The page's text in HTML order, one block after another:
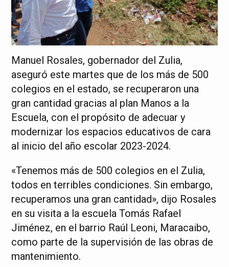
Manuel Rosales, gobernador del Zulia,
aseguró este martes que de los más de 500
colegios en el estado, se recuperaron una
gran cantidad gracias al plan Manos a la
Escuela, con el propósito de adecuar y
modernizar los espacios educativos de cara
al inicio del año escolar 2023-2024.
«Tenemos más de 500 colegios en el Zulia,
todos en terribles condiciones. Sin embargo,
recuperamos una gran cantidad», dijo Rosales
en su visita a la escuela Tomás Rafael
Jiménez, en el barrio Raúl Leoni, Maracaibo,
como parte de la supervisión de las obras de
mantenimiento.